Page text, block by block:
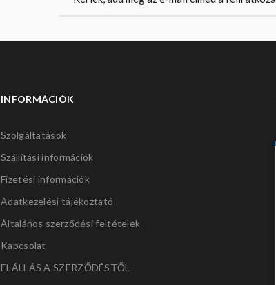
INFORMÁCIÓK
Szolgáltatások
Szállítási információk
Fizetési információk
Adatkezelési tájékoztató
Általános szerződési feltételek
Kapcsolat
ELÁLLÁS A SZERZŐDÉSTŐL